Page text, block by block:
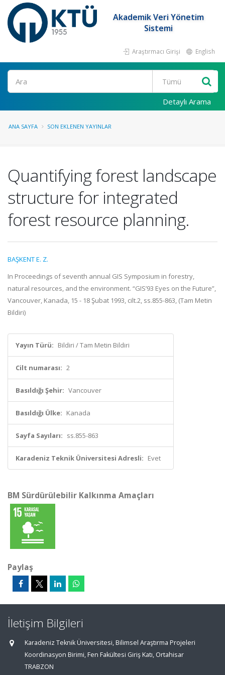
Akademik Veri Yönetim
Sistemi
Araştırmacı Girişi English
Ara
Detaylı Arama
ANA SAYFA SON EKLENEN YAYINLAR
Quantifying forest landscape
structure for integrated
forest resource planning.
BAŞKENT E. Z.
In Proceedings of seventh annual GIS Symposium in forestry,
natural resources, and the environment. “GIS’93 Eyes on the Future”,
Vancouver, Kanada, 15 - 18 Şubat 1993, cilt.2, ss.855-863, (Tam Metin
Bildiri)
Yayın Türü: Bildiri / Tam Metin Bildiri
Cilt numarası: 2
Basıldığı Şehir: Vancouver
Basıldığı Ülke: Kanada
Sayfa Sayıları: ss.855-863
Karadeniz Teknik Üniversitesi Adresli: Evet
BM Sürdürülebilir Kalkınma Amaçları
Paylaş
İletişim Bilgileri
Karadeniz Teknik Üniversitesi, Bilimsel Araştırma Projeleri
Koordinasyon Birimi, Fen Fakültesi Giriş Katı, Ortahisar
TRABZON